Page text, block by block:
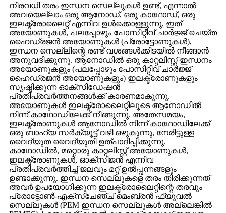
നിരവധി തരം ഇന്ധന സെല്ലുകൾ ഉണ്ട്, എന്നാൽ
അവയെല്ലാം ഒരു ആനോഡ്, ഒരു കാഥോഡ്, ഒരു
ഇലക്ട്രോലൈറ്റ് എന്നിവ ഉൾക്കൊള്ളുന്നു, ഇത്
അയോണുകൾ, പലപ്പോഴും പോസിറ്റീവ് ചാർജ്ജ് ചെയ്ത
ഹൈഡ്രജൻ അയോണുകൾ (പ്രോട്ടോണുകൾ),
ഇന്ധന സെല്ലിന്റെ രണ്ട് വശങ്ങൾക്കിടയിൽ നീങ്ങാൻ
അനുവദിക്കുന്നു. ആനോഡിൽ ഒരു കാറ്റലിസ്റ്റ് ഇന്ധനം
അയോണുകളും (പലപ്പോഴും പോസിറ്റീവ് ചാർജ്ജ്
ഹൈഡ്രജൻ അയോണുകളും) ഇലക്ട്രോണുകളും
സൃഷ്ടിക്കുന്ന ഓക്സിഡേഷൻ
പ്രതിപ്രവർത്തനങ്ങൾക്ക് കാരണമാകുന്നു.
അയോണുകൾ ഇലക്ട്രോലൈറ്റിലൂടെ ആനോഡിൽ
നിന്ന് കാഥോഡിലേക്ക് നീങ്ങുന്നു. അതേസമയം,
ഇലക്ട്രോണുകൾ ആനോഡിൽ നിന്ന് കാഥോഡിലേക്ക്
ഒരു ബാഹ്യ സർക്യൂട്ട് വഴി ഒഴുകുന്നു, നേരിട്ടുള്ള
വൈദ്യുത വൈദ്യുതി ഉത്പാദിപ്പിക്കുന്നു.
കാഥോഡിൽ, മറ്റൊരു കാറ്റലിസ്റ്റ് അയോണുകൾ,
ഇലക്ട്രോണുകൾ, ഓക്സിജൻ എന്നിവ
പ്രതിപ്രവർത്തിച്ച് ജലവും മറ്റ് ഉൽപ്പന്നങ്ങളും
ഉണ്ടാക്കുന്നു. ഇന്ധന സെല്ലുകളെ തരം തിരിക്കുന്നത്
അവർ ഉപയോഗിക്കുന്ന ഇലക്ട്രോലൈറ്റിന്റെ തരവും
പ്രോട്ടോൺ-എക്സ്ചേഞ്ച് മെംബ്രൻ ഫ്യുവൽ
സെല്ലുകൾ (PEM ഇന്ധന സെല്ലുകൾ അല്ലെങ്കിൽ